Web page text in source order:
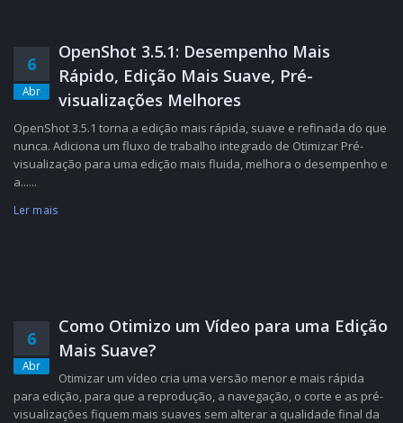
6
Abr
OpenShot 3.5.1: Desempenho Mais
Rápido, Edição Mais Suave, Pré-
visualizações Melhores
OpenShot 3.5.1 torna a edição mais rápida, suave e refinada do que
nunca. Adiciona um fluxo de trabalho integrado de Otimizar Pré-
visualização para uma edição mais fluida, melhora o desempenho e
a......
Ler mais
6
Abr
Como Otimizo um Vídeo para uma Edição
Mais Suave?
Otimizar um vídeo cria uma versão menor e mais rápida
para edição, para que a reprodução, a navegação, o corte e as pré-
visualizações fiquem mais suaves sem alterar a qualidade final da